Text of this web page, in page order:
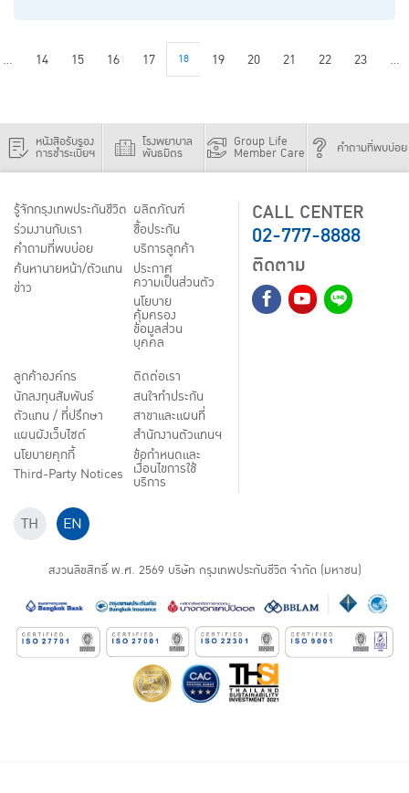
... 14 15 16 17 18 19 20 21 22 23 ...
หนังสือรับรอง
การชำระเบี้ยฯ
โรงพยาบาล
พันธมิตร
Group Life
Member Care คำถามที่พบบ่อย
รู้จักกรุงเทพประกันชีวิต
ร่วมงานกับเรา
คำถามที่พบบ่อย
ค้นหานายหน้า/ตัวแทน
ข่าว
ผลิตภัณฑ์
ชื้อประกัน
บริการลูกค้า
ประกาศ
ความเป็นส่วนตัว
นโยบาย
คุ้มครอง
ข้อมูลส่วน
บุคคล
ลูกค้าองค์กร
นักลงทุนสัมพันธ์
ตัวแทน / ที่ปรึกษา
แผนผังเว็บไซต์
นโยบายคุกกี้
Third-Party Notices
ติดต่อเรา
สนใจทำประกัน
สาขาและแผนที่
สำนักงานตัวแทนฯ
ข้อกำหนดและ
เงื่อนไขการใช้
บริการ
CALL CENTER
02-777-8888
ติดตาม
TH EN
สงวนลิขสิทธิ์ พ.ศ. 2569 บริษัท กรุงเทพประกันชีวิต จำกัด (มหาชน)